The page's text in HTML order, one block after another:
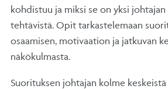
kohdistuu ja miksi se on yksi
tehtävistä. Opit tarkastelemaan
osaamisen, motivaation ja jatkuvan
näkökulmasta.
Suorituksen johtajan kolme